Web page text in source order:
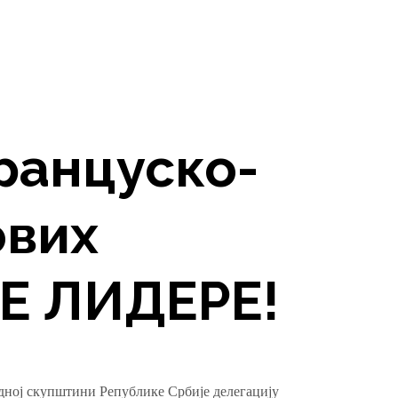
ЛИДЕРЕ!
скупштини Републике Србије делегацију